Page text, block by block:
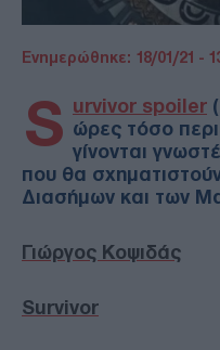
Ενημερώθηκε: 18/01/21 -
S urvivor spoiler
ώρες τόσο
γίνονται
που θα
Διασήμων και των
Γιώργος Κοψιδάς
Survivor